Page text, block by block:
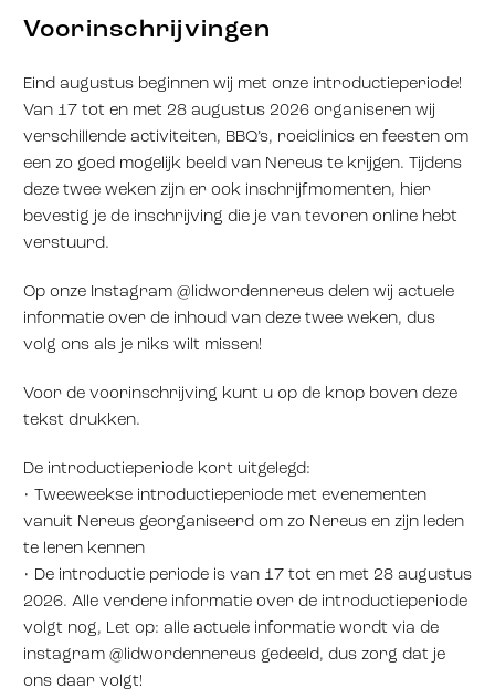
Voorinschrijvingen
Eind augustus beginnen wij met onze introductieperiode!
Van 17 tot en met 28 augustus 2026 organiseren wij
verschillende activiteiten, BBQ’s, roeiclinics en feesten om
een zo goed mogelijk beeld van Nereus te krijgen. Tijdens
deze twee weken zijn er ook inschrijfmomenten, hier
bevestig je de inschrijving die je van tevoren online hebt
verstuurd.
Op onze Instagram @lidwordennereus delen wij actuele
informatie over de inhoud van deze twee weken, dus
volg ons als je niks wilt missen!
Voor de voorinschrijving kunt u op de knop boven deze
tekst drukken.
De introductieperiode kort uitgelegd:
•⁠ ⁠Tweeweekse introductieperiode met evenementen
vanuit Nereus georganiseerd om zo Nereus en zijn leden
te leren kennen
•⁠ ⁠De introductie periode is van 17 tot en met 28 augustus
2026. Alle verdere informatie over de introductieperiode
volgt nog, Let op: alle actuele informatie wordt via de
instagram @lidwordennereus gedeeld, dus zorg dat je
ons daar volgt!